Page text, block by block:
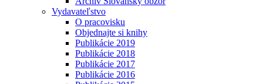
Vydavateľstvo
O pracovisku
Objednajte si knihy
Publikácie 2019
Publikácie 2018
Publikácie 2017
Publikácie 2016